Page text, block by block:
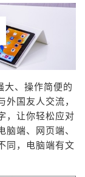
大、操作简便的
国友人交流，
，让你轻松应对
端、网页端、
同，电脑端有文